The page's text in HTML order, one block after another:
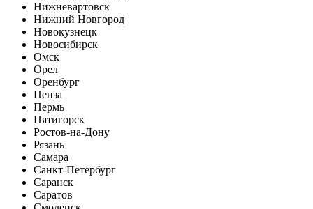
Нижневартовск
Нижний Новгород
Новокузнецк
Новосибирск
Омск
Орел
Оренбург
Пенза
Пермь
Пятигорск
Ростов-на-Дону
Рязань
Самара
Санкт-Петербург
Саранск
Саратов